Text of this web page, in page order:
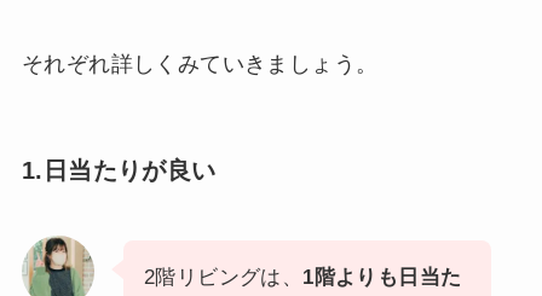
それぞれ詳しくみていきましょう。
1.日当たりが良い
2階リビングは、 1階よりも日当た